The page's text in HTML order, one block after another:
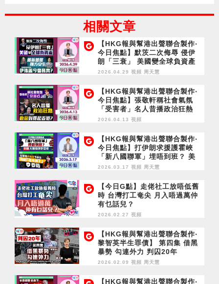
相關文章
【HKG報與幫港出聲聯合製作‧
今日焦點】默茨二次侮辱 侵伊
朗「三衰」 美國變全球負資產
履新曾邀陳方安生 伊珠麗今會
2026.04.29 視頻 周天慧
【HKG報與幫港出聲聯合製作‧
今日焦點】張敬軒稱社會氣氛
「受害者」名人昔播政治狂熱
動蕩對得起香港？
2026.04.13 視頻
【HKG報與幫港出聲聯合製作‧
今日焦點】打伊朗求援護霍峽
「新八國聯軍」埋唔到班？ 美
國大難臨頭犯眾憎 涉黑暴未被
防
2026.03.17 視頻 周天慧
【今日G點】走佬社工放唔低舊
時 台灣打工奄尖 月入唔過萬仲
有乜話兒？
2026.02.27 視頻
【HKG報與幫港出聲聯合製作‧
黎智英半生罪債】 第四集 借黑
暴勢 勾連外力 判囚20年
2026.02.09 視頻 周天慧
【HKG報與幫港出聲聯合製作‧